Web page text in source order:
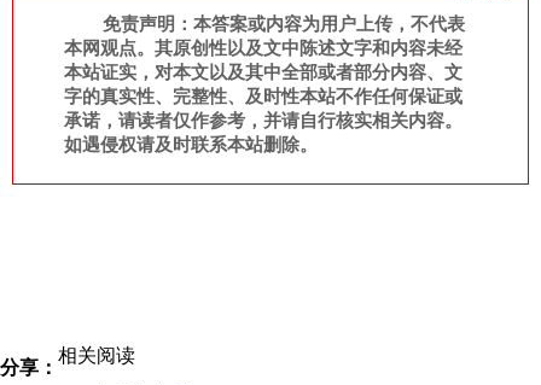
免责声明：本答案或内容为用户上传，不代表
本网观点。其原创性以及文中陈述文字和内容未经
本站证实，对本文以及其中全部或者部分内容、文
字的真实性、完整性、及时性本站不作任何保证或
承诺，请读者仅作参考，并请自行核实相关内容。
如遇侵权请及时联系本站删除。
分享：
相关阅读